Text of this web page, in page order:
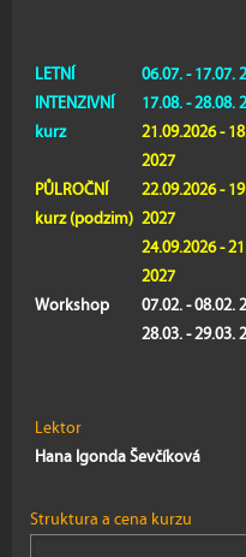
LETNÍ
INTENZIVNÍ
kurz
PŮLROČNÍ
kurz (podzim)
Workshop
06.07. - 17.07.
17.08. - 28.08.
21.09.2026 -
2027
22.09.2026 -
2027
24.09.2026 -
2027
07.02. - 08.02.
28.03. - 29.03.
Lektor
Hana Igonda Ševčíková
Struktura a cena kurzu